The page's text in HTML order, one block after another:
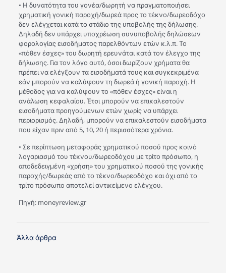
• Η δυνατότητα του γονέα/δωρητή να πραγματοποιήσει
χρηματική γονική παροχή/δωρεά προς το τέκνο/δωρεοδόχο
δεν ελέγχεται κατά το στάδιο της υποβολής της δήλωσης.
Δηλαδή δεν υπάρχει υποχρέωση συνυποβολής δηλώσεων
φορολογίας εισοδήματος παρελθόντων ετών κ.λ.π. Το
«πόθεν έσχες» του δωρητή ερευνάται κατά τον έλεγχο της
δήλωσης. Για τον λόγο αυτό, όσοι δωρίζουν χρήματα θα
πρέπει να ελέγξουν τα εισοδήματά τους και συγκεκριμένα
εάν μπορούν να καλύψουν τη δωρεά ή γονική παροχή. Η
μέθοδος για να καλύψουν το «πόθεν έσχες» είναι η
ανάλωση κεφαλαίου. Έτσι μπορούν να επικαλεστούν
εισοδήματα προηγούμενων ετών χωρίς να υπάρχει
περιορισμός. Δηλαδή, μπορούν να επικαλεστούν εισοδήματα
που είχαν πριν από 5, 10, 20 ή περισσότερα χρόνια.
• Σε περίπτωση μεταφοράς χρηματικού ποσού προς κοινό
λογαριασμό του τέκνου/δωρεοδόχου με τρίτο πρόσωπο, η
αποδεδειγμένη «χρήση» του χρηματικού ποσού της γονικής
παροχής/δωρεάς από το τέκνο/δωρεοδόχο και όχι από το
τρίτο πρόσωπο αποτελεί αντικείμενο ελέγχου.
Πηγή: moneyreview.gr
Άλλα άρθρα